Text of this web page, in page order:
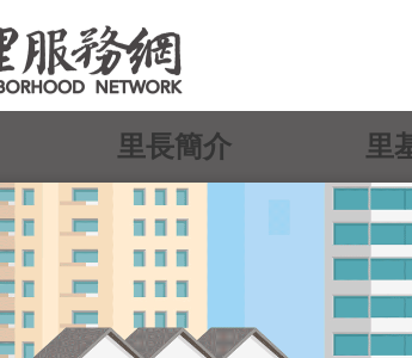
里長簡介 里